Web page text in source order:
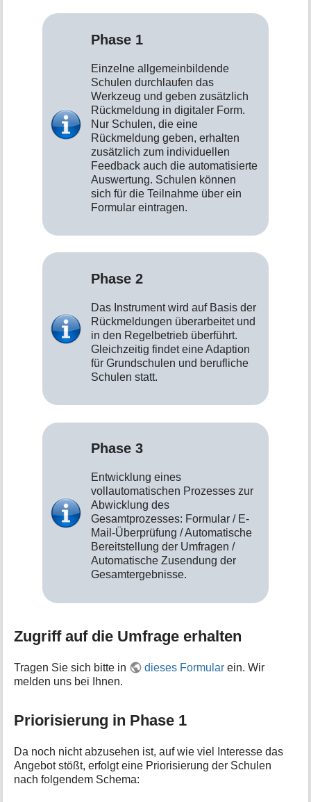
Phase 1
Einzelne allgemeinbildende
Schulen durchlaufen das
Werkzeug und geben zusätzlich
Rückmeldung in digitaler Form.
Nur Schulen, die eine
Rückmeldung geben, erhalten
zusätzlich zum individuellen
Feedback auch die automatisierte
Auswertung. Schulen können
sich für die Teilnahme über ein
Formular eintragen.
Phase 2
Das Instrument wird auf Basis der
Rückmeldungen überarbeitet und
in den Regelbetrieb überführt.
Gleichzeitig findet eine Adaption
für Grundschulen und berufliche
Schulen statt.
Phase 3
Entwicklung eines
vollautomatischen Prozesses zur
Abwicklung des
Gesamtprozesses: Formular / E-
Mail-Überprüfung / Automatische
Bereitstellung der Umfragen /
Automatische Zusendung der
Gesamtergebnisse.
Zugriff auf die Umfrage erhalten
Tragen Sie sich bitte in dieses Formular ein. Wir
melden uns bei Ihnen.
Priorisierung in Phase 1
Da noch nicht abzusehen ist, auf wie viel Interesse das
Angebot stößt, erfolgt eine Priorisierung der Schulen
nach folgendem Schema: